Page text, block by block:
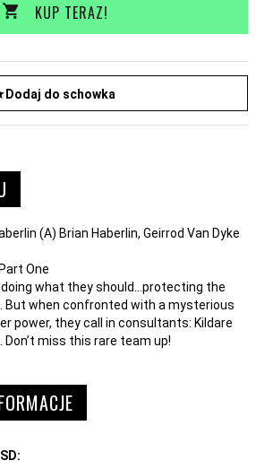
KUP TERAZ!
Dodaj do schowka
(A) Brian Haberlin, Geirrod Van Dyke
One
what they should...protecting the
But when confronted with a mysterious
power, they call in consultants: Kildare
miss this rare team up!